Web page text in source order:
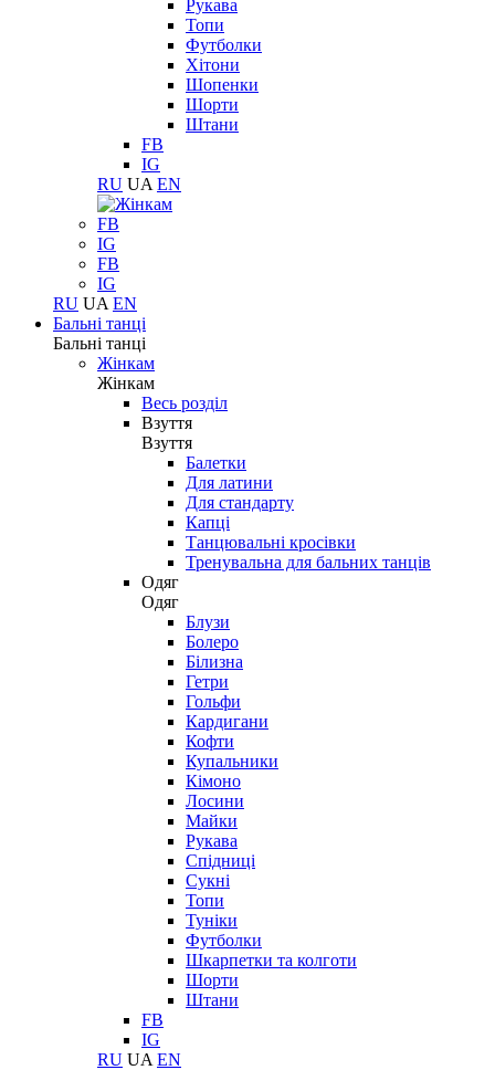
Рукава
Топи
Футболки
Хітони
Шопенки
Шорти
Штани
FB
IG
RU UA EN
FB
IG
FB
IG
RU UA EN
Бальні танці
Бальні танці
Жінкам
Жінкам
Весь розділ
Взуття
Взуття
Балетки
Для латини
Для стандарту
Капці
Танцювальні кросівки
Тренувальна для бальних танців
Одяг
Одяг
Блузи
Болеро
Білизна
Гетри
Гольфи
Кардигани
Кофти
Купальники
Кімоно
Лосини
Майки
Рукава
Спідниці
Сукні
Топи
Туніки
Футболки
Шкарпетки та колготи
Шорти
Штани
FB
IG
RU UA EN